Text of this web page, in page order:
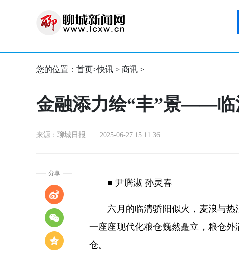
您的位置： 首页>快讯 > 商讯 >
金融添力绘“丰”景——临
来源：聊城日报 2025-06-27 15:11:36
分享
■ 尹腾淑 孙灵春
六月的临清骄阳似火，麦浪与热
一座座现代化粮仓巍然矗立，粮仓
仓。